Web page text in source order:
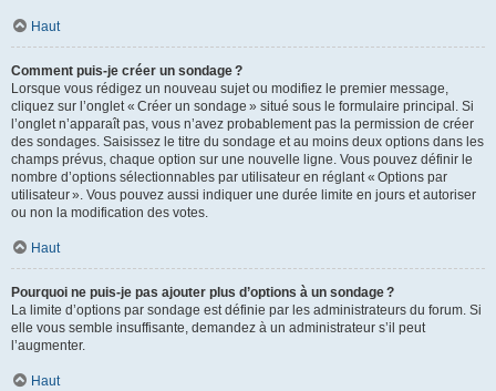
Haut
Comment puis-je créer un sondage ?
Lorsque vous rédigez un nouveau sujet ou modifiez le premier message,
cliquez sur l’onglet « Créer un sondage » situé sous le formulaire principal. Si
l’onglet n’apparaît pas, vous n’avez probablement pas la permission de créer
des sondages. Saisissez le titre du sondage et au moins deux options dans les
champs prévus, chaque option sur une nouvelle ligne. Vous pouvez définir le
nombre d’options sélectionnables par utilisateur en réglant « Options par
utilisateur ». Vous pouvez aussi indiquer une durée limite en jours et autoriser
ou non la modification des votes.
Haut
Pourquoi ne puis-je pas ajouter plus d’options à un sondage ?
La limite d’options par sondage est définie par les administrateurs du forum. Si
elle vous semble insuffisante, demandez à un administrateur s’il peut
l’augmenter.
Haut